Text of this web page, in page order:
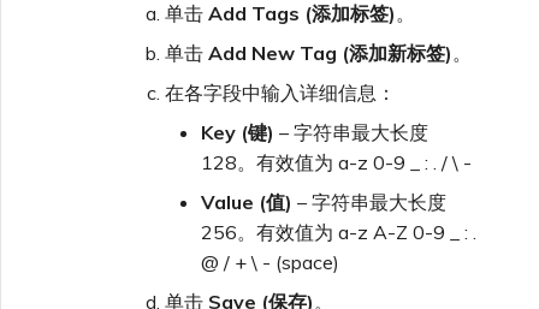
单击 Add Tags (添加标签)。
单击 Add New Tag (添加新标签)。
在各字段中输入详细信息：
Key (键) – 字符串最大长度
128。有效值为 a-z 0-9 _ : . / \ -
Value (值) – 字符串最大长度
256。有效值为 a-z A-Z 0-9 _ : .
@ / + \ - (space)
单击 Save (保存)。